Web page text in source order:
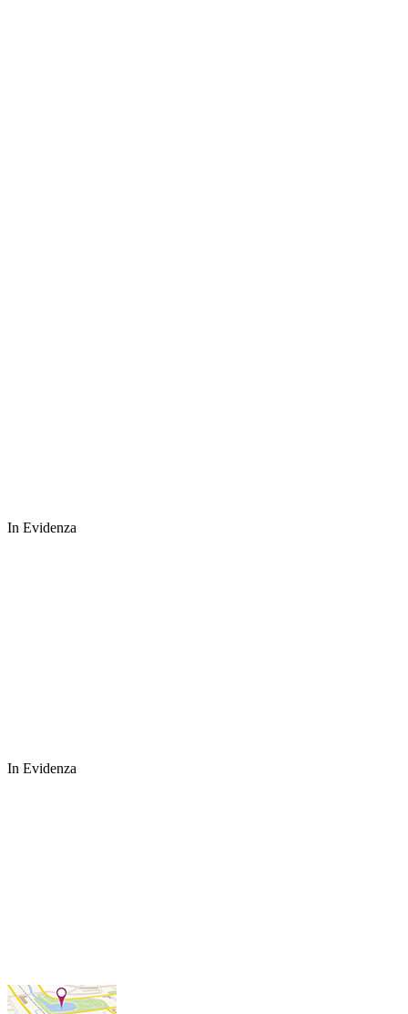
In Evidenza
In Evidenza